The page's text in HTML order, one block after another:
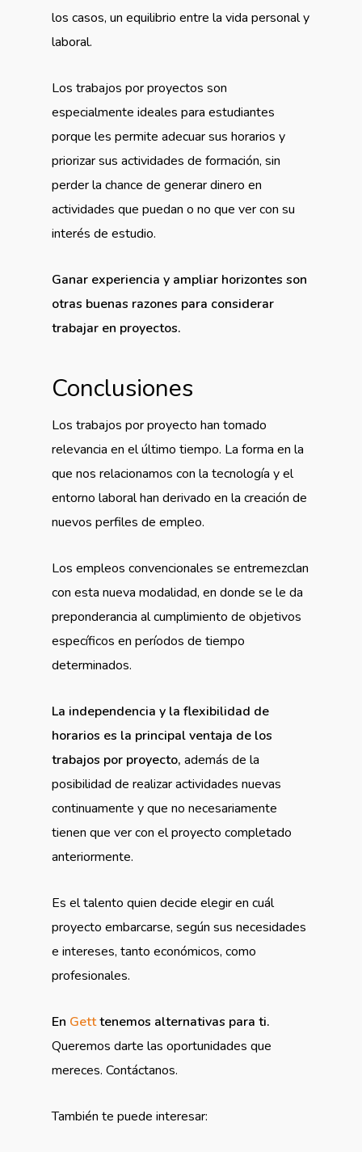
los casos, un equilibrio entre la vida personal y
laboral.
Los trabajos por proyectos son
especialmente ideales para estudiantes
porque les permite adecuar sus horarios y
priorizar sus actividades de formación, sin
perder la chance de generar dinero en
actividades que puedan o no que ver con su
interés de estudio.
Ganar experiencia y ampliar horizontes son
otras buenas razones para considerar
trabajar en proyectos.
Conclusiones
Los trabajos por proyecto han tomado
relevancia en el último tiempo. La forma en la
que nos relacionamos con la tecnología y el
entorno laboral han derivado en la creación de
nuevos perfiles de empleo.
Los empleos convencionales se entremezclan
con esta nueva modalidad, en donde se le da
preponderancia al cumplimiento de objetivos
específicos en períodos de tiempo
determinados.
La independencia y la flexibilidad de
horarios es la principal ventaja de los
trabajos por proyecto, además de la
posibilidad de realizar actividades nuevas
continuamente y que no necesariamente
tienen que ver con el proyecto completado
anteriormente.
Es el talento quien decide elegir en cuál
proyecto embarcarse, según sus necesidades
e intereses, tanto económicos, como
profesionales.
En Getttenemos alternativas para ti.
Queremos darte las oportunidades que
mereces. Contáctanos.
También te puede interesar: